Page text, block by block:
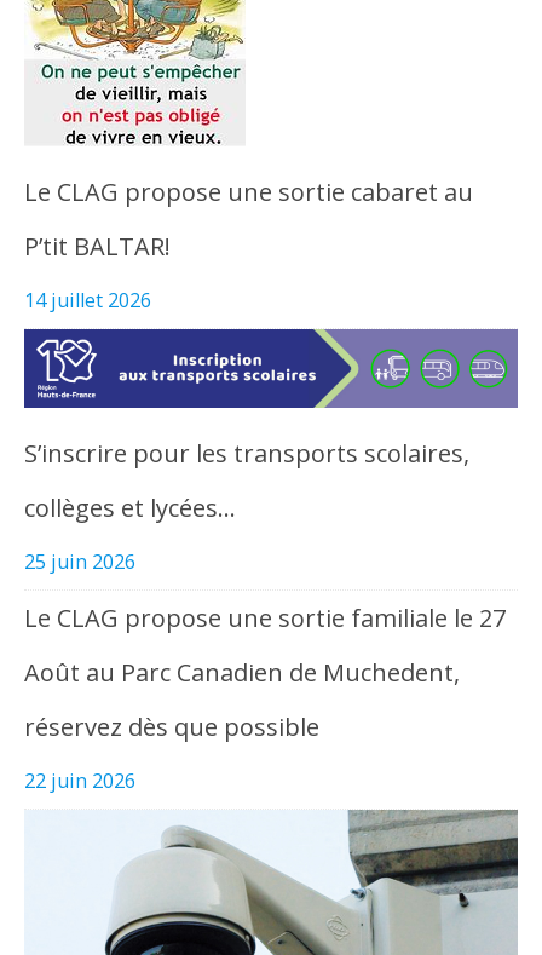
Le CLAG propose une sortie cabaret au
P’tit BALTAR!
14 juillet 2026
S’inscrire pour les transports scolaires,
collèges et lycées…
25 juin 2026
Le CLAG propose une sortie familiale le 27
Août au Parc Canadien de Muchedent,
réservez dès que possible
22 juin 2026